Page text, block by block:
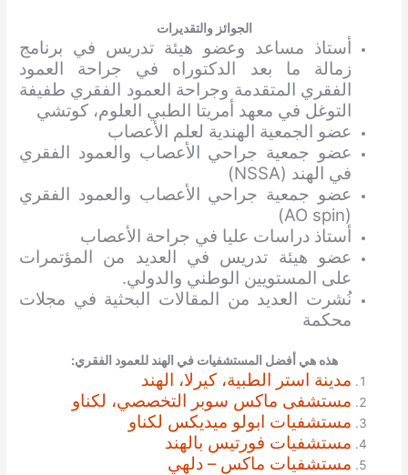
الجوائز والتقديرات
أستاذ مساعد وعضو هيئة تدريس في برنامج
زمالة ما بعد الدكتوراه في جراحة العمود
الفقري المتقدمة وجراحة العمود الفقري طفيفة
التوغل في معهد أمريتا الطبي العلوم، كوتشي
عضو الجمعية الهندية لعلم الأعصاب
عضو جمعية جراحي الأعصاب والعمود الفقري
في الهند (NSSA)
عضو جمعية جراحي الأعصاب والعمود الفقري
(AO spin)
أستاذ دراسات عليا في جراحة الأعصاب
عضو هيئة تدريس في العديد من المؤتمرات
على المستويين الوطني والدولي.
نُشرت العديد من المقالات البحثية في مجلات
محكمة
هذه هي أفضل المستشفيات في الهند للعمود الفقري:
مدينة استر الطبية، كيرلا، الهند
مستشفى ماكس سوبر التخصصي، لكناو
مستشفيات ابولو ميديكس لكناو
مستشفيات فورتيس بالهند
مستشفيات ماكس – دلهي